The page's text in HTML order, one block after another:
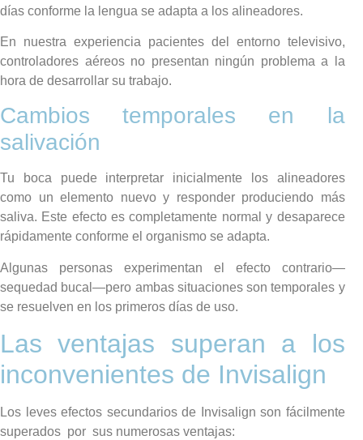
días conforme la lengua se adapta a los alineadores.
En nuestra experiencia pacientes del entorno televisivo,
controladores aéreos no presentan ningún problema a la
hora de desarrollar su trabajo.
Cambios temporales en la
salivación
Tu boca puede interpretar inicialmente los alineadores
como un elemento nuevo y responder produciendo más
saliva. Este efecto es completamente normal y desaparece
rápidamente conforme el organismo se adapta.
Algunas personas experimentan el efecto contrario—
sequedad bucal—pero ambas situaciones son temporales y
se resuelven en los primeros días de uso.
Las ventajas superan a los
inconvenientes de Invisalign
Los leves efectos secundarios de Invisalign son fácilmente
superados por sus numerosas ventajas: